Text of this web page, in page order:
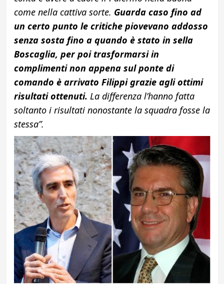
come nella cattiva sorte. Guarda caso fino ad
un certo punto le critiche piovevano addosso
senza sosta fino a quando è stato in sella
Boscaglia, per poi trasformarsi in
complimenti non appena sul ponte di
comando è arrivato Filippi grazie agli ottimi
risultati ottenuti. La differenza l’hanno fatta
soltanto i risultati nonostante la squadra fosse la
stessa”.